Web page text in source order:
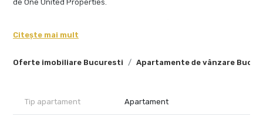
Oferte imobiliare Bucuresti Apartamente de vânzare
de One United Properties.
panoramica asupra orasului, lumina naturala pe tot parcursul
apartamentelor clasice din proiect.
elegant, ideal pentru un stil de viata urban si confortabil.
Citește mai mult
Tip apartament Apartament